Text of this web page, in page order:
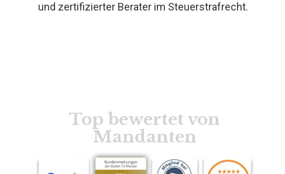
und zertifizierter Berater im Steuerstrafrecht.
Top bewertet von
Mandanten